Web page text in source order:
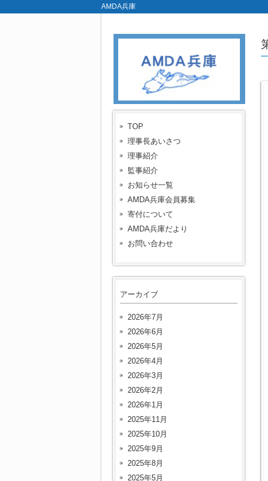
AMDA兵庫
TOP
理事長あいさつ
理事紹介
監事紹介
お知らせ一覧
AMDA兵庫会員募集
寄付について
AMDA兵庫だより
お問い合わせ
アーカイブ
2026年7月
2026年6月
2026年5月
2026年4月
2026年3月
2026年2月
2026年1月
2025年11月
2025年10月
2025年9月
2025年8月
2025年5月